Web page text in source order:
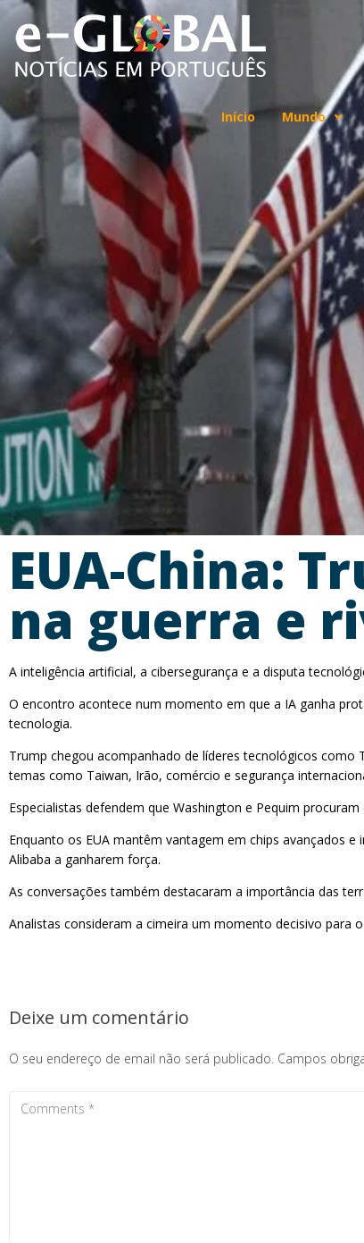
Início Mundo
EUA-China:
na guerra e
A inteligência artificial, a cibersegurança e a disputa
O encontro acontece num momento em que a IA ganha
tecnologia.
Trump chegou acompanhado de líderes tecnológicos como
temas como Taiwan, Irão, comércio e segurança
Especialistas defendem que Washington e Pequim
Enquanto os EUA mantêm vantagem em chips avançados
Alibaba a ganharem força.
As conversações também destacaram a importância das
Analistas consideram a cimeira um momento decisivo para
Deixe um comentário
O seu endereço de email não será publicado. Campos